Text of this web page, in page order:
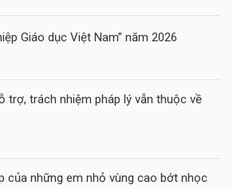
Giáo dục Việt Nam” năm 2026
trợ, trách nhiệm pháp lý vẫn thuộc về
của những em nhỏ vùng cao bớt nhọc